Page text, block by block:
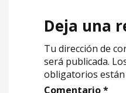
Deja una
Tu dirección de
será publicada.
obligatorios están
Comentario*